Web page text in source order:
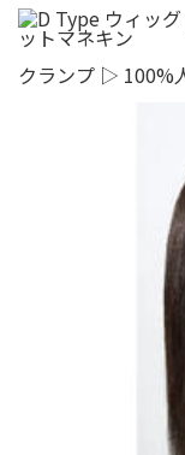
クランプ ▷ 100%